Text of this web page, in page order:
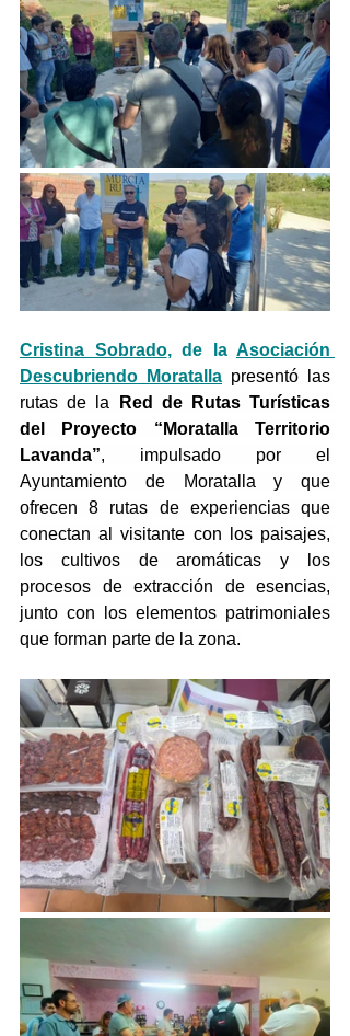
Cristina Sobrado, de la Asociación
Descubriendo Moratalla presentó las
rutas de la
Red de Rutas Turísticas
del Proyecto “Moratalla Territorio
Lavanda”, impulsado por el
Ayuntamiento de Moratalla y que
ofrecen 8 rutas de experiencias que
conectan al visitante con los paisajes,
los cultivos de aromáticas y los
procesos de extracción de esencias,
junto con los elementos patrimoniales
que forman parte de la zona.